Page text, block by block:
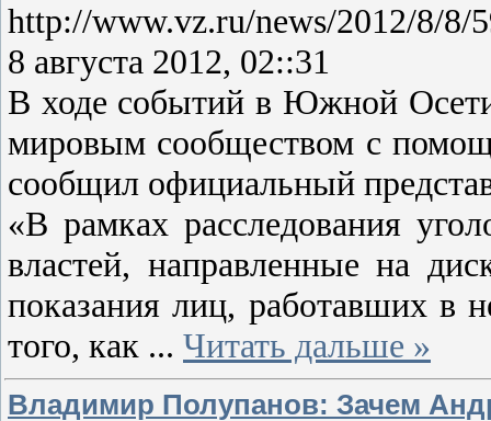
http://www.vz.ru/news/2012/8/8/
8 августа 2012, 02::31
В ходе событий в Южной
мировым сообществом с
сообщил официальный
«В рамках расследования
властей, направленные на
показания лиц, работавших в
того, как ... Читать дальше »
Владимир Полупанов: Зачем